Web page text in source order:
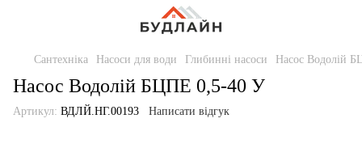
Сантехніка Насоси для води Глибинні насоси Насос Водолій
Насос Водолій БЦПЕ 0,5-40 У
Артикул: ВДЛЙ.НГ.00193 Написати відгук